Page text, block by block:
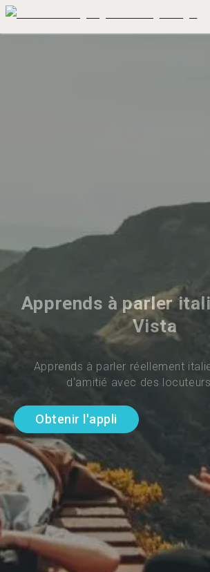
Apprends à parler
Vista
Apprends à parler réellement
d'amitié avec des
Obtenir l'appli